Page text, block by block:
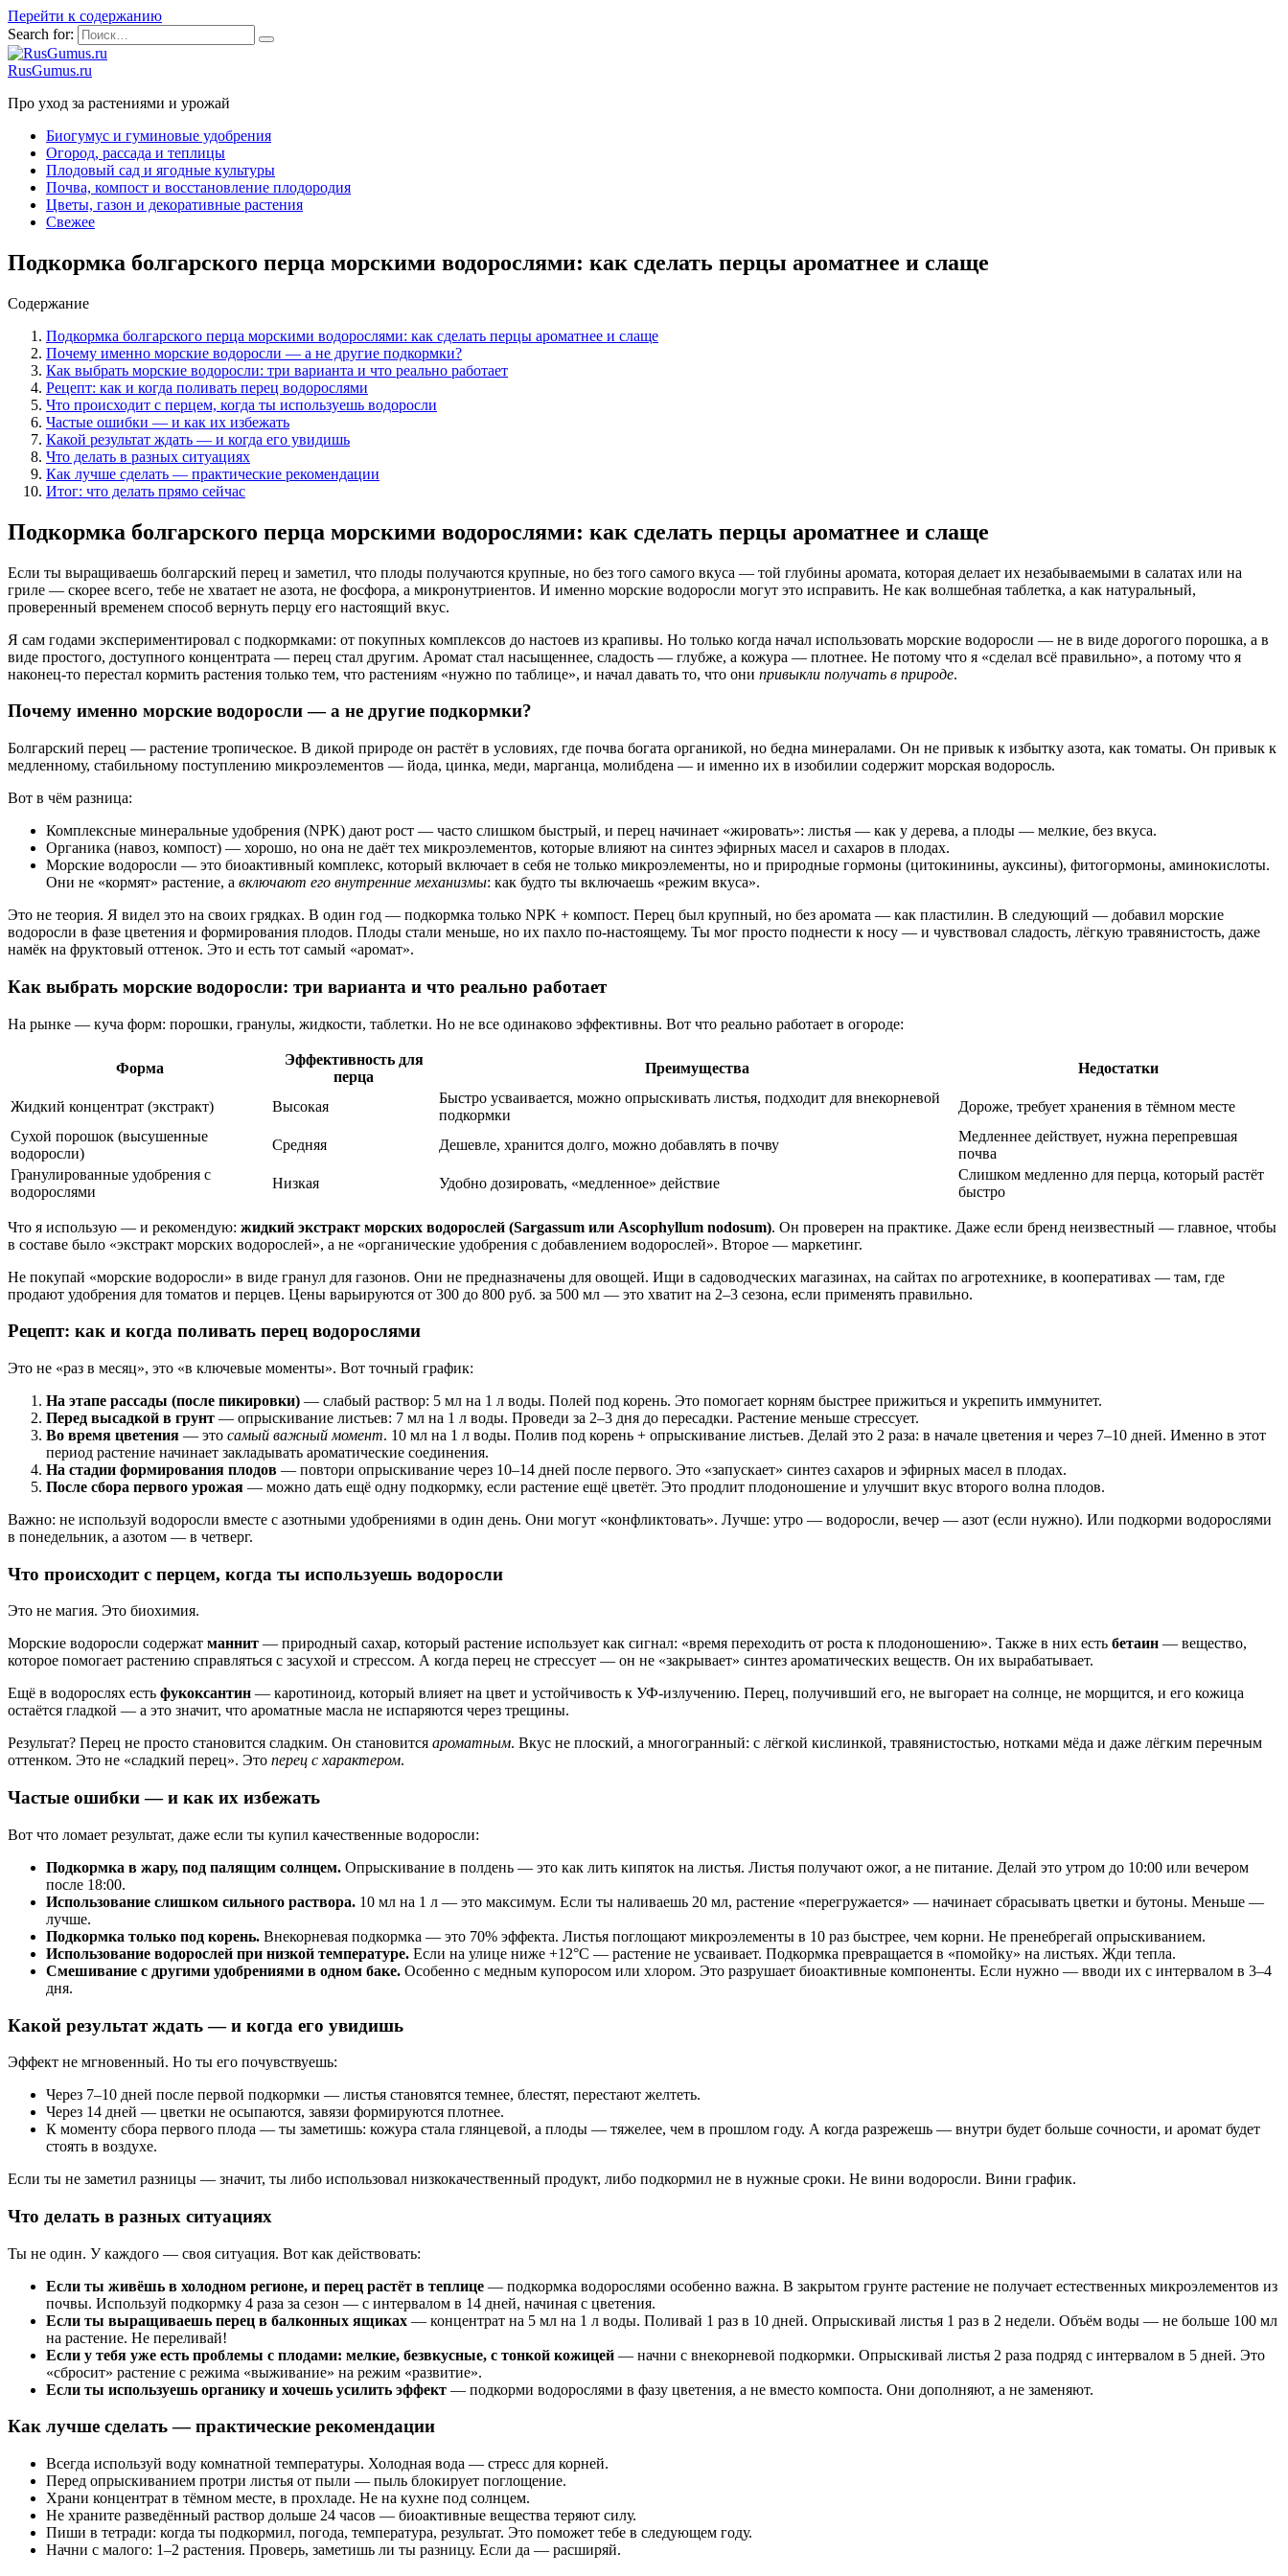
Перейти к содержанию
Search for:
RusGumus.ru
Про уход за растениями и урожай
Биогумус и гуминовые удобрения
Огород, рассада и теплицы
Плодовый сад и ягодные культуры
Почва, компост и восстановление плодородия
Цветы, газон и декоративные растения
Свежее
Подкормка болгарского перца морскими водорослями: как сделать перцы ароматнее и слаще
Содержание
Подкормка болгарского перца морскими водорослями: как сделать перцы ароматнее и слаще
Почему именно морские водоросли — а не другие подкормки?
Как выбрать морские водоросли: три варианта и что реально работает
Рецепт: как и когда поливать перец водорослями
Что происходит с перцем, когда ты используешь водоросли
Частые ошибки — и как их избежать
Какой результат ждать — и когда его увидишь
Что делать в разных ситуациях
Как лучше сделать — практические рекомендации
Итог: что делать прямо сейчас
Подкормка болгарского перца морскими водорослями: как сделать перцы ароматнее и слаще
Если ты выращиваешь болгарский перец и заметил, что плоды получаются крупные, но без того самого вкуса — той глубины аромата, которая делает их незабываемыми в салатах или на
гриле — скорее всего, тебе не хватает не азота, не фосфора, а микронутриентов. И именно морские водоросли могут это исправить. Не как волшебная таблетка, а как натуральный,
проверенный временем способ вернуть перцу его настоящий вкус.
Я сам годами экспериментировал с подкормками: от покупных комплексов до настоев из крапивы. Но только когда начал использовать морские водоросли — не в виде дорогого порошка, а в
виде простого, доступного концентрата — перец стал другим. Аромат стал насыщеннее, сладость — глубже, а кожура — плотнее. Не потому что я «сделал всё правильно», а потому что я
наконец-то перестал кормить растения только тем, что растениям «нужно по таблице», и начал давать то, что они привыкли получать в природе.
Почему именно морские водоросли — а не другие подкормки?
Болгарский перец — растение тропическое. В дикой природе он растёт в условиях, где почва богата органикой, но бедна минералами. Он не привык к избытку азота, как томаты. Он привык к
медленному, стабильному поступлению микроэлементов — йода, цинка, меди, марганца, молибдена — и именно их в изобилии содержит морская водоросль.
Вот в чём разница:
Комплексные минеральные удобрения (NPK) дают рост — часто слишком быстрый, и перец начинает «жировать»: листья — как у дерева, а плоды — мелкие, без вкуса.
Органика (навоз, компост) — хорошо, но она не даёт тех микроэлементов, которые влияют на синтез эфирных масел и сахаров в плодах.
Морские водоросли — это биоактивный комплекс, который включает в себя не только микроэлементы, но и природные гормоны (цитокинины, ауксины), фитогормоны, аминокислоты.
Они не «кормят» растение, а включают его внутренние механизмы: как будто ты включаешь «режим вкуса».
Это не теория. Я видел это на своих грядках. В один год — подкормка только NPK + компост. Перец был крупный, но без аромата — как пластилин. В следующий — добавил морские
водоросли в фазе цветения и формирования плодов. Плоды стали меньше, но их пахло по-настоящему. Ты мог просто поднести к носу — и чувствовал сладость, лёгкую травянистость, даже
намёк на фруктовый оттенок. Это и есть тот самый «аромат».
Как выбрать морские водоросли: три варианта и что реально работает
На рынке — куча форм: порошки, гранулы, жидкости, таблетки. Но не все одинаково эффективны. Вот что реально работает в огороде:
Форма
Эффективность для
перца
Преимущества Недостатки
Жидкий концентрат (экстракт) Высокая
Быстро усваивается, можно опрыскивать листья, подходит для внекорневой
подкормки
Дороже, требует хранения в тёмном месте
Сухой порошок (высушенные
водоросли)
Средняя Дешевле, хранится долго, можно добавлять в почву
Медленнее действует, нужна перепревшая
почва
Гранулированные удобрения с
водорослями
Низкая Удобно дозировать, «медленное» действие
Слишком медленно для перца, который растёт
быстро
Что я использую — и рекомендую: жидкий экстракт морских водорослей (Sargassum или Ascophyllum nodosum). Он проверен на практике. Даже если бренд неизвестный — главное, чтобы
в составе было «экстракт морских водорослей», а не «органические удобрения с добавлением водорослей». Второе — маркетинг.
Не покупай «морские водоросли» в виде гранул для газонов. Они не предназначены для овощей. Ищи в садоводческих магазинах, на сайтах по агротехнике, в кооперативах — там, где
продают удобрения для томатов и перцев. Цены варьируются от 300 до 800 руб. за 500 мл — это хватит на 2–3 сезона, если применять правильно.
Рецепт: как и когда поливать перец водорослями
Это не «раз в месяц», это «в ключевые моменты». Вот точный график:
На этапе рассады (после пикировки) — слабый раствор: 5 мл на 1 л воды. Полей под корень. Это помогает корням быстрее прижиться и укрепить иммунитет.
Перед высадкой в грунт — опрыскивание листьев: 7 мл на 1 л воды. Проведи за 2–3 дня до пересадки. Растение меньше стрессует.
Во время цветения — это самый важный момент. 10 мл на 1 л воды. Полив под корень + опрыскивание листьев. Делай это 2 раза: в начале цветения и через 7–10 дней. Именно в этот
период растение начинает закладывать ароматические соединения.
На стадии формирования плодов — повтори опрыскивание через 10–14 дней после первого. Это «запускает» синтез сахаров и эфирных масел в плодах.
После сбора первого урожая — можно дать ещё одну подкормку, если растение ещё цветёт. Это продлит плодоношение и улучшит вкус второго волна плодов.
Важно: не используй водоросли вместе с азотными удобрениями в один день. Они могут «конфликтовать». Лучше: утро — водоросли, вечер — азот (если нужно). Или подкорми водорослями
в понедельник, а азотом — в четверг.
Что происходит с перцем, когда ты используешь водоросли
Это не магия. Это биохимия.
Морские водоросли содержат маннит — природный сахар, который растение использует как сигнал: «время переходить от роста к плодоношению». Также в них есть бетаин — вещество,
которое помогает растению справляться с засухой и стрессом. А когда перец не стрессует — он не «закрывает» синтез ароматических веществ. Он их вырабатывает.
Ещё в водорослях есть фукоксантин — каротиноид, который влияет на цвет и устойчивость к УФ-излучению. Перец, получивший его, не выгорает на солнце, не морщится, и его кожица
остаётся гладкой — а это значит, что ароматные масла не испаряются через трещины.
Результат? Перец не просто становится сладким. Он становится ароматным. Вкус не плоский, а многогранный: с лёгкой кислинкой, травянистостью, нотками мёда и даже лёгким перечным
оттенком. Это не «сладкий перец». Это перец с характером.
Частые ошибки — и как их избежать
Вот что ломает результат, даже если ты купил качественные водоросли:
Подкормка в жару, под палящим солнцем. Опрыскивание в полдень — это как лить кипяток на листья. Листья получают ожог, а не питание. Делай это утром до 10:00 или вечером
после 18:00.
Использование слишком сильного раствора. 10 мл на 1 л — это максимум. Если ты наливаешь 20 мл, растение «перегружается» — начинает сбрасывать цветки и бутоны. Меньше —
лучше.
Подкормка только под корень. Внекорневая подкормка — это 70% эффекта. Листья поглощают микроэлементы в 10 раз быстрее, чем корни. Не пренебрегай опрыскиванием.
Использование водорослей при низкой температуре. Если на улице ниже +12°C — растение не усваивает. Подкормка превращается в «помойку» на листьях. Жди тепла.
Смешивание с другими удобрениями в одном баке. Особенно с медным купоросом или хлором. Это разрушает биоактивные компоненты. Если нужно — вводи их с интервалом в 3–4
дня.
Какой результат ждать — и когда его увидишь
Эффект не мгновенный. Но ты его почувствуешь:
Через 7–10 дней после первой подкормки — листья становятся темнее, блестят, перестают желтеть.
Через 14 дней — цветки не осыпаются, завязи формируются плотнее.
К моменту сбора первого плода — ты заметишь: кожура стала глянцевой, а плоды — тяжелее, чем в прошлом году. А когда разрежешь — внутри будет больше сочности, и аромат будет
стоять в воздухе.
Если ты не заметил разницы — значит, ты либо использовал низкокачественный продукт, либо подкормил не в нужные сроки. Не вини водоросли. Вини график.
Что делать в разных ситуациях
Ты не один. У каждого — своя ситуация. Вот как действовать:
Если ты живёшь в холодном регионе, и перец растёт в теплице — подкормка водорослями особенно важна. В закрытом грунте растение не получает естественных микроэлементов из
почвы. Используй подкормку 4 раза за сезон — с интервалом в 14 дней, начиная с цветения.
Если ты выращиваешь перец в балконных ящиках — концентрат на 5 мл на 1 л воды. Поливай 1 раз в 10 дней. Опрыскивай листья 1 раз в 2 недели. Объём воды — не больше 100 мл
на растение. Не переливай!
Если у тебя уже есть проблемы с плодами: мелкие, безвкусные, с тонкой кожицей — начни с внекорневой подкормки. Опрыскивай листья 2 раза подряд с интервалом в 5 дней. Это
«сбросит» растение с режима «выживание» на режим «развитие».
Если ты используешь органику и хочешь усилить эффект — подкорми водорослями в фазу цветения, а не вместо компоста. Они дополняют, а не заменяют.
Как лучше сделать — практические рекомендации
Всегда используй воду комнатной температуры. Холодная вода — стресс для корней.
Перед опрыскиванием протри листья от пыли — пыль блокирует поглощение.
Храни концентрат в тёмном месте, в прохладе. Не на кухне под солнцем.
Не храните разведённый раствор дольше 24 часов — биоактивные вещества теряют силу.
Пиши в тетради: когда ты подкормил, погода, температура, результат. Это поможет тебе в следующем году.
Начни с малого: 1–2 растения. Проверь, заметишь ли ты разницу. Если да — расширяй.